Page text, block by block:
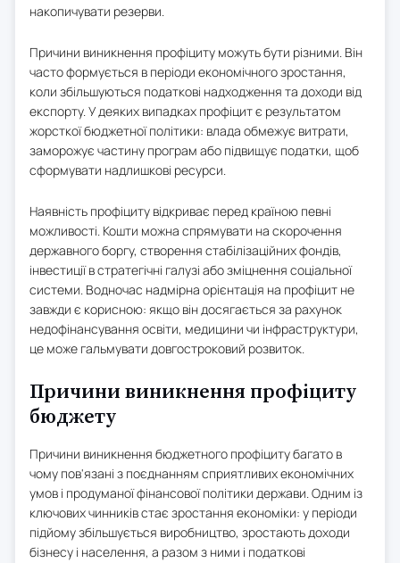
накопичувати резерви.
Причини виникнення профіциту можуть бути різними. Він
часто формується в періоди економічного зростання,
коли збільшуються податкові надходження та доходи від
експорту. У деяких випадках профіцит є результатом
жорсткої бюджетної політики: влада обмежує витрати,
заморожує частину програм або підвищує податки, щоб
сформувати надлишкові ресурси.
Наявність профіциту відкриває перед країною певні
можливості. Кошти можна спрямувати на скорочення
державного боргу, створення стабілізаційних фондів,
інвестиції в стратегічні галузі або зміцнення соціальної
системи. Водночас надмірна орієнтація на профіцит не
завжди є корисною: якщо він досягається за рахунок
недофінансування освіти, медицини чи інфраструктури,
це може гальмувати довгостроковий розвиток.
Причини виникнення профіциту
бюджету
Причини виникнення бюджетного профіциту багато в
чому пов'язані з поєднанням сприятливих економічних
умов і продуманої фінансової політики держави. Одним із
ключових чинників стає зростання економіки: у періоди
підйому збільшується виробництво, зростають доходи
бізнесу і населення, а разом з ними і податкові